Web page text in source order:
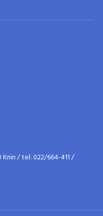
Knin / tel: 022/664-411 /